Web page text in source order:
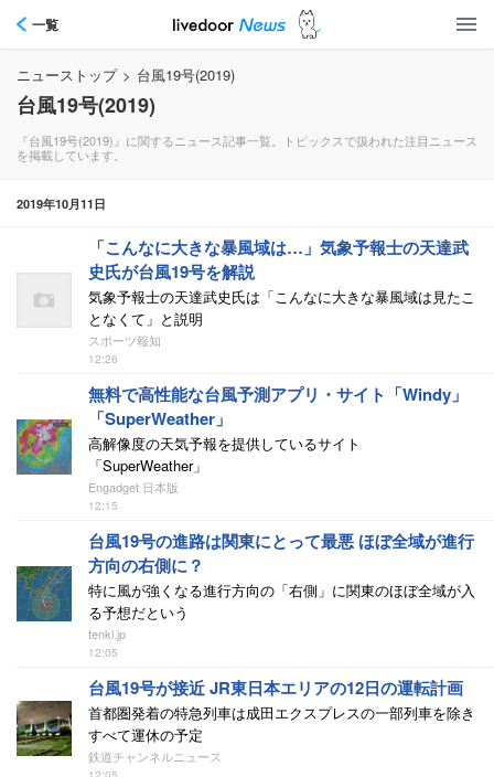
一覧
ニューストップ > 台風19号(2019)
台風19号(2019)
『台風19号(2019)』に関するニュース記事一覧。トピックスで扱われた注目ニュース
を掲載しています。
2019年10月11日
「こんなに大きな暴風域は…」気象予報士の天達武
史氏が台風19号を解説
気象予報士の天達武史氏は「こんなに大きな暴風域は見たこ
となくて」と説明
スポーツ報知
12:26
無料で高性能な台風予測アプリ・サイト「Windy」
「SuperWeather」
高解像度の天気予報を提供しているサイト
「SuperWeather」
Engadget 日本版
12:15
台風19号の進路は関東にとって最悪 ほぼ全域が進行
方向の右側に？
特に風が強くなる進行方向の「右側」に関東のほぼ全域が入
る予想だという
tenki.jp
12:05
台風19号が接近 JR東日本エリアの12日の運転計画
首都圏発着の特急列車は成田エクスプレスの一部列車を除き
すべて運休の予定
鉄道チャンネルニュース